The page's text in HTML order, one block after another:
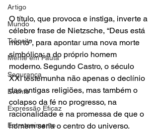
Artigo
Mundo
Trânsito
Mente em Pauta
Segurança
Evento
Expressão Eficaz
Entretenimento
O título, que provoca e instiga, inverte a
célebre frase de Nietzsche, “Deus está
morto”, para apontar uma nova morte
simbólica: a do próprio homem
moderno. Segundo Castro, o século
XXI testemunha não apenas o declínio
das antigas religiões, mas também o
colapso da fé no progresso, na
racionalidade e na promessa de que o
homem seria o centro do universo.